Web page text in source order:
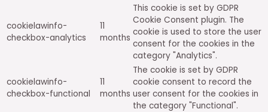
cookielawinfo-
checkbox-analytics
11
months
This cookie is set by GDPR
Cookie Consent plugin. The
cookie is used to store the user
consent for the cookies in the
category "Analytics".
cookielawinfo-
checkbox-functional
11
months
The cookie is set by GDPR
cookie consent to record the
user consent for the cookies in
the category "Functional".